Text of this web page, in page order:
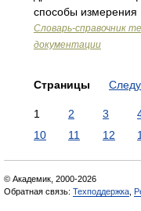
способы измерения
Словарь-справочник
документации
Страницы
1 2 3
10
11 12
© Академик, 2000-2026
Обратная связь: Техподдержка